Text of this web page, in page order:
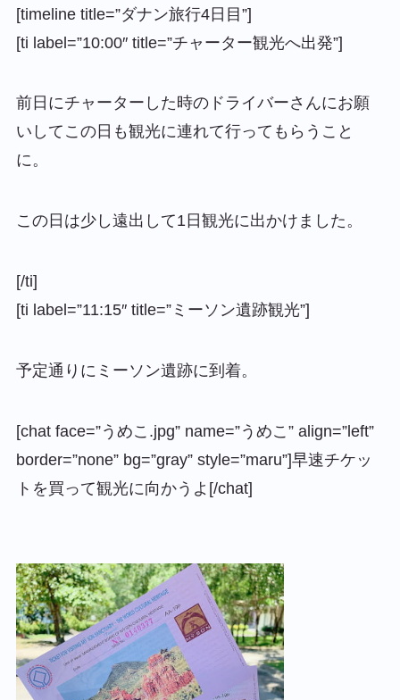
[timeline title=”ダナン旅行4日目”]
[ti label=”10:00″ title=”チャーター観光へ出発”]
前日にチャーターした時のドライバーさんにお願
いしてこの日も観光に連れて行ってもらうこと
に。
この日は少し遠出して1日観光に出かけました。
[/ti]
[ti label=”11:15″ title=”ミーソン遺跡観光”]
予定通りにミーソン遺跡に到着。
[chat face=”うめこ.jpg” name=”うめこ” align=”left”
border=”none” bg=”gray” style=”maru”]早速チケッ
トを買って観光に向かうよ[/chat]